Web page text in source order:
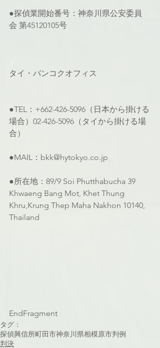
●探偵業開始番号：神奈川県公安委員
会 第45120105号
タイ・バンコクオフィス
●TEL：+662-426-5096（日本から掛ける
場合）02-426-5096（タイから掛ける場
合）
●MAIL：bkk@hytokyo.co.jp
●所在地：89/9 Soi Phutthabucha 39
Khwaeng Bang Mot, Khet Thung
Khru,Krung Thep Maha Nakhon 10140,
Thailand
EndFragment
タグ：
探偵興信所町田市神奈川県相模原市判例
判決